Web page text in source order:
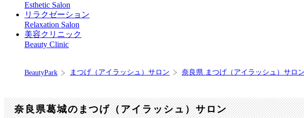
Esthetic Salon
リラクゼーション
Relaxation Salon
美容クリニック
Beauty Clinic
BeautyPark まつげ（アイラッシュ）サロン 奈良県 まつげ（アイラッシュ）サロン
奈良県葛城のまつげ（アイラッシュ）サロン